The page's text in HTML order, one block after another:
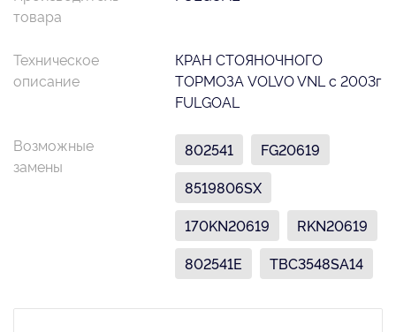
товара
Техническое
описание
КРАН СТОЯНОЧНОГО
ТОРМОЗА VOLVO VNL с 2003г
FULGOAL
Возможные
замены
802541
FG20619
8519806SX
170KN20619
RKN20619
802541E
TBC3548SA14